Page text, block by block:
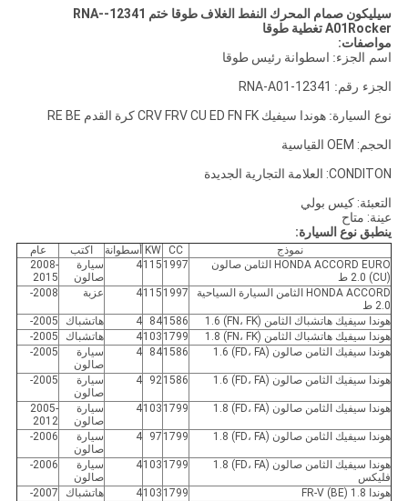
سيليكون صمام المحرك النفط الغلاف طوقا ختم 12341-RNA-
A01Rocker تغطية طوقا
مواصفات:
اسم الجزء: اسطوانة رئيس طوقا
الجزء رقم:
نوع السيارة: هوندا سيفيك CRV FRV CU ED FN FK كرة القدم RE BE
الحجم: OEM القياسية
CONDITON: العلامة التجارية الجديدة
التعبئة: كيس بولي
عينة: متاح
ينطبق نوع السيارة:
نموذج CC
KW أسطوانة اكتب
عام
HONDA ACCORD EURO الثامن صالون
(CU) 2.0 ط
1997
115
4
سيارة
صالون
2008-
2015
HONDA ACCORD الثامن السيارة السياحية
2.0 ط
1997
115
4 عزبة 2008-
هوندا سيفيك هاتشباك الثامن (FN، FK) 1.6 1586
84
4 هاتشباك
2005-
هوندا سيفيك هاتشباك الثامن (FN، FK) 1.8
1799
103
4 هاتشباك
2005-
هوندا سيفيك الثامن صالون (FD، FA) 1.6
1586
84
4
سيارة
صالون
2005-
هوندا سيفيك الثامن صالون (FD، FA) 1.6 1586
92
4
سيارة
صالون
2005-
هوندا سيفيك الثامن صالون (FD، FA) 1.8 1799
103
4
سيارة
صالون
2005-
2012
هوندا سيفيك الثامن صالون (FD، FA) 1.8
1799
97
4
سيارة
صالون
2006-
هوندا سيفيك الثامن صالون (FD، FA) 1.8
فليكس
1799
103
4
سيارة
صالون
2006-
هوندا FR-V (BE) 1.8 1799
103
4 هاتشباك 2007-